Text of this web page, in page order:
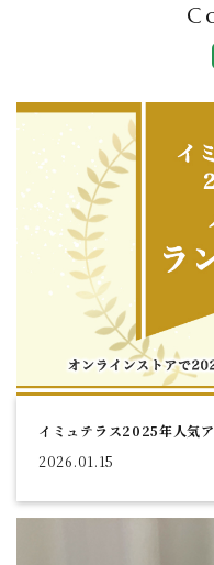
イミュテラス2025年人気
2026.01.15